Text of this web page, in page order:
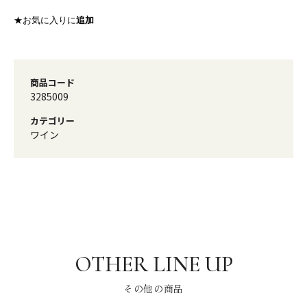
★お気に入りに追加
商品コード
3285009
カテゴリー
ワイン
その他の商品